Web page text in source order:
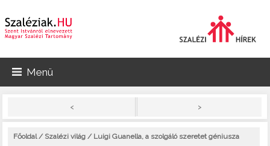
Menü
< >
Főoldal/ Szalézi világ / Luigi Guanella, a szolgáló szeretet géniusza